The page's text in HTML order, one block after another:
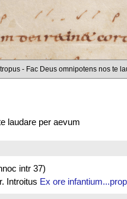
- Fac Deus omnipotens nos te
laudare per aevum
intr 37)
Introitus Ex ore